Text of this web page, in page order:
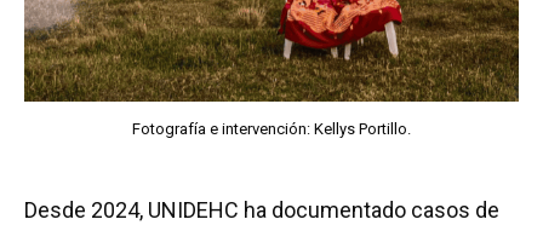
Fotografía e intervención: Kellys Portillo.
Desde 2024, UNIDEHC ha documentado casos de